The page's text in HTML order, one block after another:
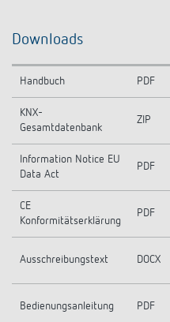
Downloads
Handbuch PDF
KNX-
Gesamtdatenbank
ZIP
Information Notice EU
Data Act
PDF
CE
Konformitätserklärung
PDF
Ausschreibungstext DOCX
Bedienungsanleitung PDF